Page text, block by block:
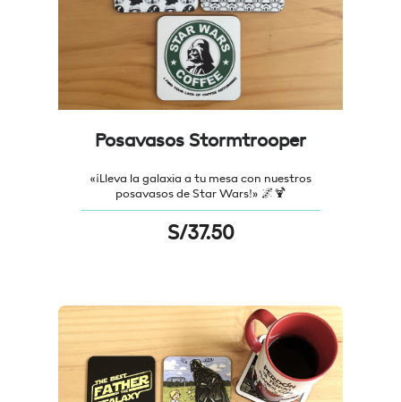
Posavasos Stormtrooper
«¡Lleva la galaxia a tu mesa con nuestros
posavasos de Star Wars!» 🌌🍹
S/37.50